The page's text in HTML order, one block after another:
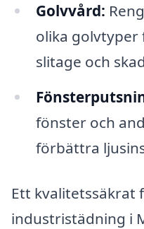
Golvvård:
olika
slitage och
fönster och
förbättra
Ett kvalitetssäkrat
industristädning i